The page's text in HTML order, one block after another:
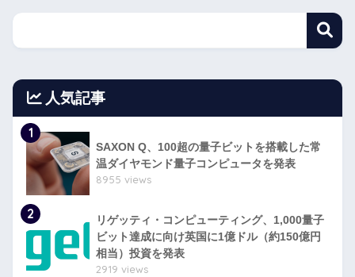
人気記事
1
SAXON Q、100超の量子ビットを搭載した常
温ダイヤモンド量子コンピュータを発表
8955 views
2
リゲッティ・コンピューティング、1,000量子
ビット達成に向け英国に1億ドル（約150億円
相当）投資を発表
2919 views